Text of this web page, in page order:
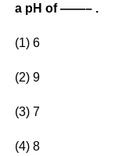
a pH of ——– .
(1) 6
(2) 9
(3) 7
(4) 8